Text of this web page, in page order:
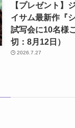
【プレゼント】
イサム最新作『
試写会に10名様
切：8月12日）
2026.7.27